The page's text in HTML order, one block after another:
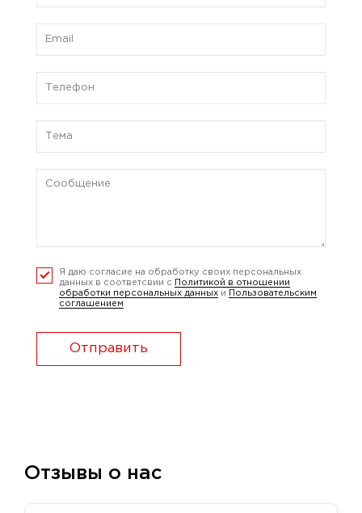
Я даю согласие на обработку своих персональных
данных в соответсвии с
Политикой в отношении
обработки персональных данных и
Пользовательским
соглашением
Отправить
Отзывы о нас